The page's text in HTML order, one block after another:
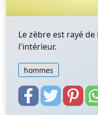
Le zèbre est rayé
l'intérieur.
hommes